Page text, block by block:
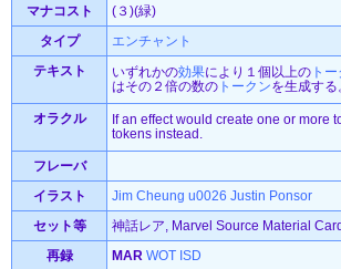
マナコスト
(３)(緑)
タイプ
エンチャント
テキスト
いずれかの効果により１個以上の ト
はその２倍の数の トークンを生成する
オラクル
If an effect would create one or more
tokens instead.
フレーバ
イラスト
Jim Cheung u0026 Justin Ponsor
セット等
神話レア, Marvel Source Material
再録
MAR WOT ISD